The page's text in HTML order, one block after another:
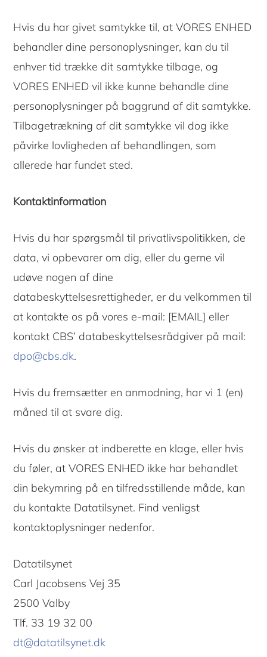
Hvis du har givet samtykke til, at VORES ENHED
behandler dine personoplysninger, kan du til
enhver tid trække dit samtykke tilbage, og
VORES ENHED vil ikke kunne behandle dine
personoplysninger på baggrund af dit samtykke.
Tilbagetrækning af dit samtykke vil dog ikke
påvirke lovligheden af ​​behandlingen, som
allerede har fundet sted.
Kontaktinformation
Hvis du har spørgsmål til privatlivspolitikken, de
data, vi opbevarer om dig, eller du gerne vil
udøve nogen af ​​dine
databeskyttelsesrettigheder, er du velkommen til
at kontakte os på vores e-mail: [EMAIL] eller
kontakt CBS’ databeskyttelsesrådgiver på mail:
dpo@cbs.dk.
Hvis du fremsætter en anmodning, har vi 1 (en)
måned til at svare dig.
Hvis du ønsker at indberette en klage, eller hvis
du føler, at VORES ENHED ikke har behandlet
din bekymring på en tilfredsstillende måde, kan
du kontakte Datatilsynet. Find venligst
kontaktoplysninger nedenfor.
Datatilsynet
Carl Jacobsens Vej 35
2500 Valby
Tlf. 33 19 32 00
dt@datatilsynet.dk